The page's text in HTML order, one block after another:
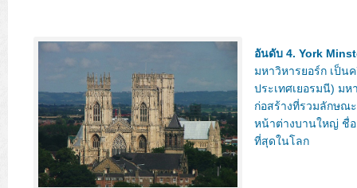
อันดับ 4. York
มหาวิหารยอร์ก เป็
ประเทศเยอรมนี) ม
ก่อสร้างที่รวมลักษณ
หน้าต่างบานใหญ่ ชื่อ
ที่สุดในโลก